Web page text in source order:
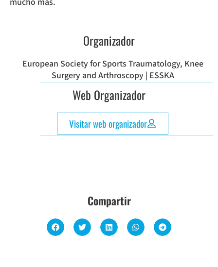
Organizador
European Society for Sports Traumatology, Knee
Surgery and Arthroscopy | ESSKA
Web Organizador
Visitar web organizador
Compartir